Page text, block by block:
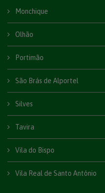
Monchique
Olhão
Portimão
São Brás de Alportel
Silves
Tavira
Vila do Bispo
Vila Real de Santo António